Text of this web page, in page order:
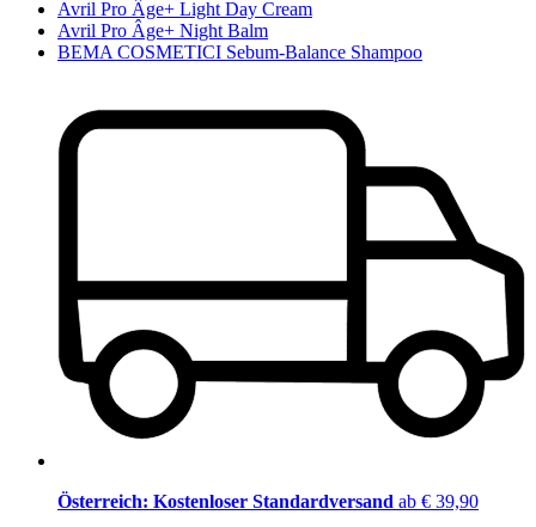
Avril Pro Âge+ Light Day Cream
Avril Pro Âge+ Night Balm
BEMA COSMETICI Sebum-Balance Shampoo
Österreich: Kostenloser Standardversand ab € 39,90